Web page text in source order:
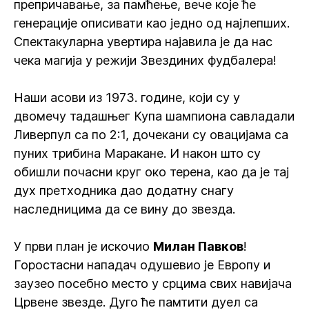
препричавање, за памћење, вече које ће
генерације описивати као једно од најлепших.
Спектакуларна увертира најавила је да нас
чека магија у режији Звездиних фудбалера!
Наши асови из 1973. године, који су у
двомечу тадашњег Купа шампиона савладали
Ливерпул са по 2:1, дочекани су овацијама са
пуних трибина Маракане. И након што су
обишли почасни круг око терена, као да је тај
дух претходника дао додатну снагу
наследницима да се вину до звезда.
У први план је искочио Милан Павков!
Горостасни нападач одушевио је Европу и
заузео посебно место у срцима свих навијача
Црвене звезде. Дуго ће памтити дуел са